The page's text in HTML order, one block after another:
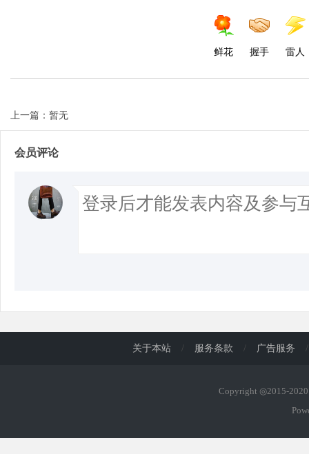
鲜花 握手 雷人
上一篇：暂无
会员评论
关于本站 / 服务条款 / 广告服务 /
Copyright ◎2015-